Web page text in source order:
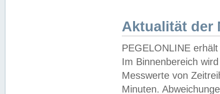
Aktualität der
PEGELONLINE
Im Binnenbereich
Messwerte von
Minuten.